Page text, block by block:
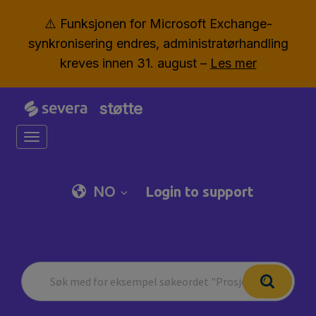
⚠️ Funksjonen for Microsoft Exchange-
synkronisering endres, administratørhandling
kreves innen 31. august – Les mer
støtte
Toggle navigation
NO Login to support